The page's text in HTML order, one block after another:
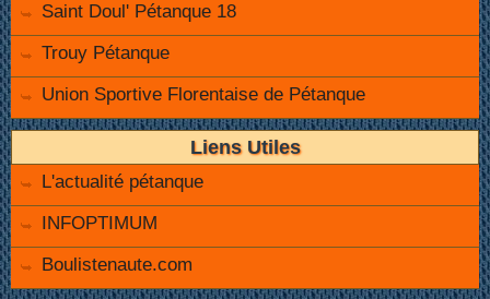
Saint Doul' Pétanque 18
Trouy Pétanque
Union Sportive Florentaise de Pétanque
Liens Utiles
L'actualité pétanque
INFOPTIMUM
Boulistenaute.com